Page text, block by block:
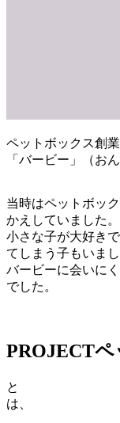
ペットボックス創
「バービー」（お
当時はペットボッ
かえしていました。
小さな子が大好き
てしまう子もいまし
バービーに会いに
でした。
PROJECTペ
と
は、